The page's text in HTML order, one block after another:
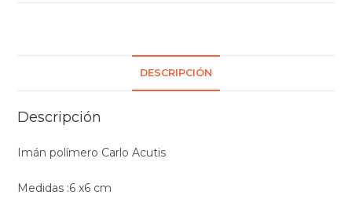
DESCRIPCIÓN
Descripción
Imán polímero Carlo Acutis
Medidas :6 x6 cm